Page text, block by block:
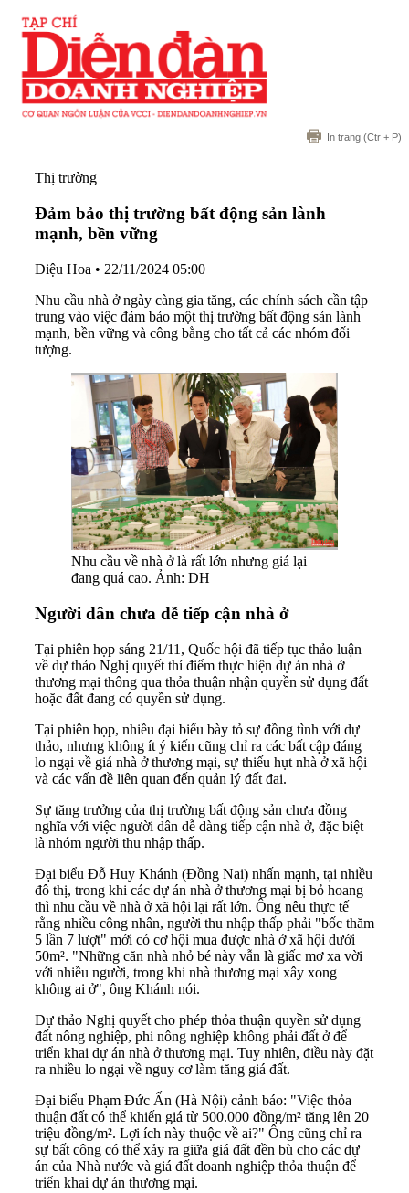
In trang (Ctr + P)
Thị trường
Đảm bảo thị trường bất động sản lành
mạnh, bền vững
Diệu Hoa • 22/11/2024 05:00
Nhu cầu nhà ở ngày càng gia tăng, các chính sách cần tập
trung vào việc đảm bảo một thị trường bất động sản lành
mạnh, bền vững và công bằng cho tất cả các nhóm đối
tượng.
Nhu cầu về nhà ở là rất lớn nhưng giá lại
đang quá cao. Ảnh: DH
Người dân chưa dễ tiếp cận nhà ở
Tại phiên họp sáng 21/11, Quốc hội đã tiếp tục thảo luận
về dự thảo Nghị quyết thí điểm thực hiện dự án nhà ở
thương mại thông qua thỏa thuận nhận quyền sử dụng đất
hoặc đất đang có quyền sử dụng.
Tại phiên họp, nhiều đại biểu bày tỏ sự đồng tình với dự
thảo, nhưng không ít ý kiến cũng chỉ ra các bất cập đáng
lo ngại về giá nhà ở thương mại, sự thiếu hụt nhà ở xã hội
và các vấn đề liên quan đến quản lý đất đai.
Sự tăng trưởng của thị trường bất động sản chưa đồng
nghĩa với việc người dân dễ dàng tiếp cận nhà ở, đặc biệt
là nhóm người thu nhập thấp.
Đại biểu Đỗ Huy Khánh (Đồng Nai) nhấn mạnh, tại nhiều
đô thị, trong khi các dự án nhà ở thương mại bị bỏ hoang
thì nhu cầu về nhà ở xã hội lại rất lớn. Ông nêu thực tế
rằng nhiều công nhân, người thu nhập thấp phải "bốc thăm
5 lần 7 lượt" mới có cơ hội mua được nhà ở xã hội dưới
50m². "Những căn nhà nhỏ bé này vẫn là giấc mơ xa vời
với nhiều người, trong khi nhà thương mại xây xong
không ai ở", ông Khánh nói.
Dự thảo Nghị quyết cho phép thỏa thuận quyền sử dụng
đất nông nghiệp, phi nông nghiệp không phải đất ở để
triển khai dự án nhà ở thương mại. Tuy nhiên, điều này đặt
ra nhiều lo ngại về nguy cơ làm tăng giá đất.
Đại biểu Phạm Đức Ấn (Hà Nội) cảnh báo: "Việc thỏa
thuận đất có thể khiến giá từ 500.000 đồng/m² tăng lên 20
triệu đồng/m². Lợi ích này thuộc về ai?" Ông cũng chỉ ra
sự bất công có thể xảy ra giữa giá đất đền bù cho các dự
án của Nhà nước và giá đất doanh nghiệp thỏa thuận để
triển khai dự án thương mại.